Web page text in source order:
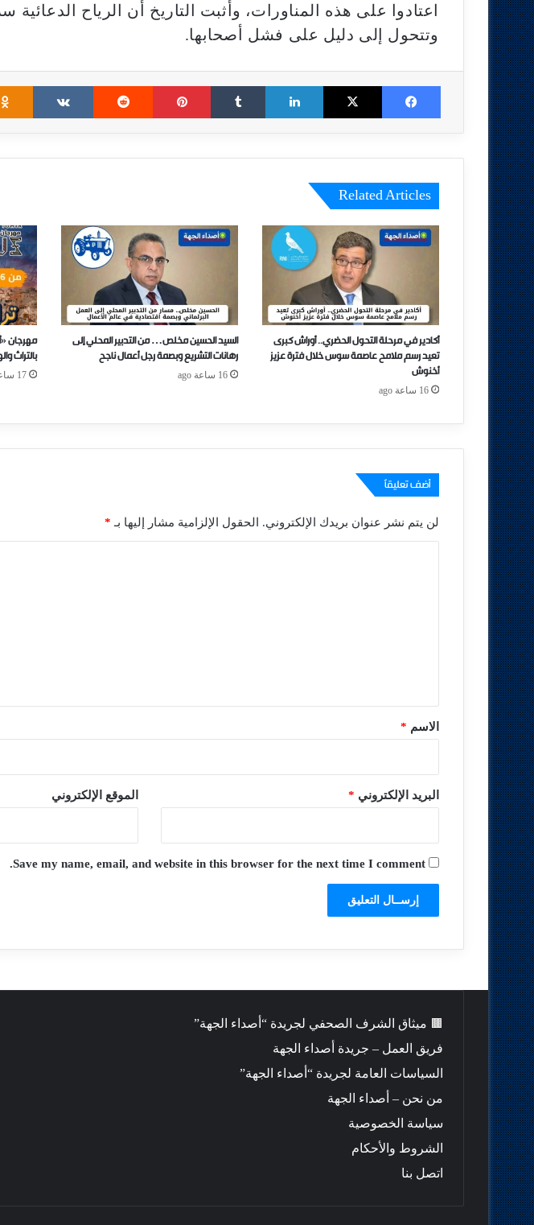
اعتادوا على هذه المناورات، وأثبت التاريخ أن الرياح
وتتحول إلى دليل على فشل أصحابها.
Facebook
X
LinkedIn
Tumblr
Pinterest
Reddit
Related Articles
أكادير في مرحلة التحول الحضري.. أوراش كبرى
تعيد رسم ملامح عاصمة سوس خلال فترة عزيز
أخنوش
16 ساعة ago
السيد الحسين مخلص… من التدبير المحلي إلى
رهانات التشريع وبصمة رجل أعمال ناجح
16 ساعة ago
مهرجان
بالتراث
17 ساعة ago
أضف تعليقاً
لن يتم نشر عنوان بريدك الإلكتروني. الحقول الإلزامية مشار إليها بـ *
*الاسم *
البريد الإلكتروني * الموقع الإلكتروني
Save my name, email, and website in this browser for the next time I comment.
🟫 ميثاق الشرف الصحفي لجريدة “أصداء الجهة”
فريق العمل – جريدة أصداء الجهة
السياسات العامة لجريدة “أصداء الجهة”
من نحن – أصداء الجهة
سياسة الخصوصية
الشروط والأحكام
اتصل بنا